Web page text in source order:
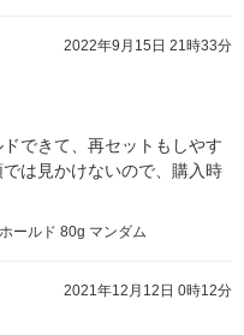
2022年9月15日 21時33分
できて、再セットもしやす
は見かけないので、購入時
ールド 80g マンダム
2021年12月12日 0時12分